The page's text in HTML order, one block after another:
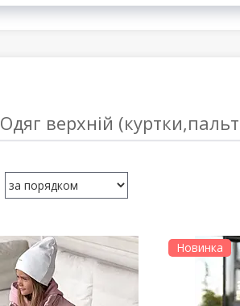
Одяг верхній
Новинка